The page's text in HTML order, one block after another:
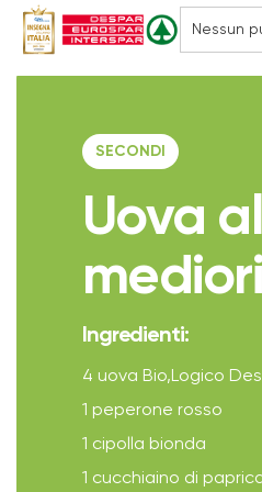
SECONDI
Uova
Ingredienti:
4 uova Bio,Logico
1 peperone rosso
1 cipolla bionda
1 cucchiaino di